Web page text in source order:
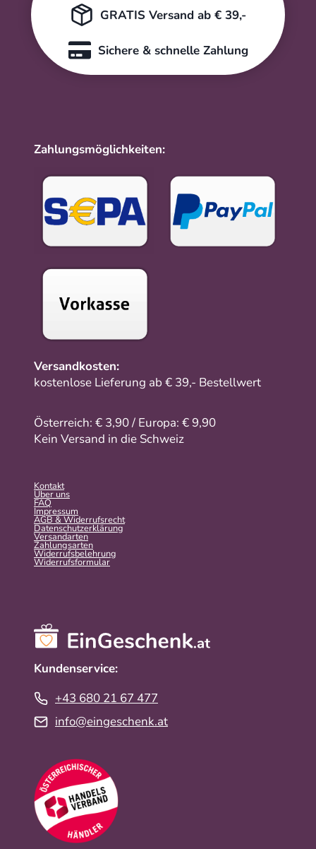
GRATIS Versand ab € 39,-
Sichere & schnelle Zahlung
Zahlungsmöglichkeiten:
Versandkosten:
kostenlose Lieferung ab € 39,- Bestellwert
Österreich: € 3,90 / Europa: € 9,90
Kein Versand in die Schweiz
Kontakt
Über uns
FAQ
Impressum
AGB & Widerrufsrecht
Datenschutzerklärung
Versandarten
Zahlungsarten
Widerrufsbelehrung
Widerrufs­formular
Kundenservice:
+43 680 21 67 477
info@eingeschenk.at